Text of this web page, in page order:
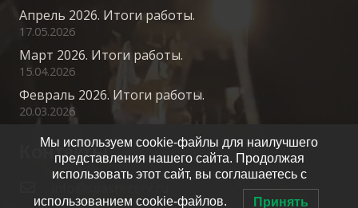
Апрель 2026. Итоги работы.
17.05.2026
Март 2026. Итоги работы.
15.04.2026
Февраль 2026. Итоги работы.
20.03.2026
Контакты
Мы используем cookie-файлы для наилучшего
представления нашего сайта. Продолжая
использовать этот сайт, вы соглашаетесь с
использованием cookie-файлов. Принять